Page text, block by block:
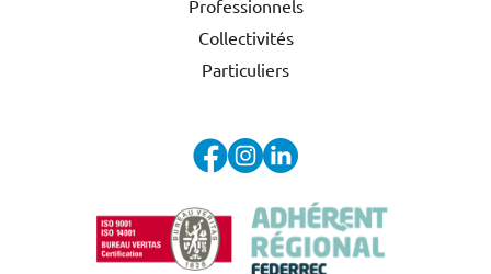
Professionnels
Collectivités
Particuliers